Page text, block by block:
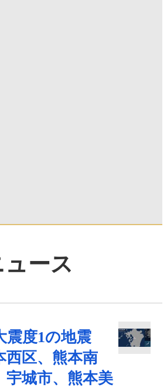
ース
震度1の地震
西区、熊本南
宇城市、熊本美